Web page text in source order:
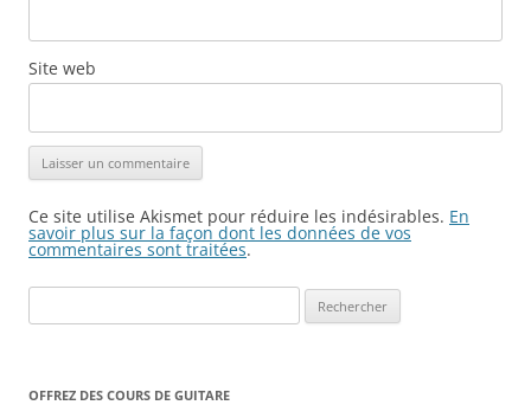
Site web
Ce site utilise Akismet pour réduire les indésirables. En
savoir plus sur la façon dont les données de vos
commentaires sont traitées.
OFFREZ DES COURS DE GUITARE